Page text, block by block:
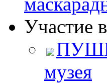
Участие
музея